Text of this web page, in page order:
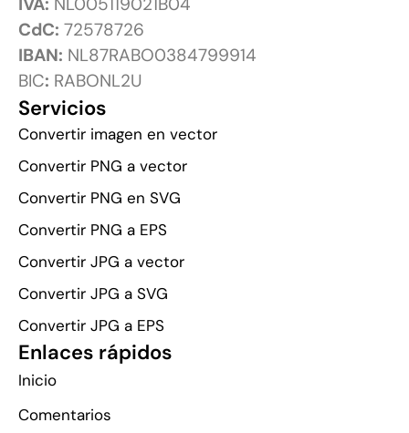
Servicios
Convertir imagen en vector
Convertir PNG a vector
Convertir PNG en SVG
Convertir PNG a EPS
Convertir JPG a vector
Convertir JPG a SVG
Convertir JPG a EPS
Enlaces rápidos
Inicio
Comentarios
CdC: 72578726
IBAN: NL87RABO0384799914
BIC: RABONL2U